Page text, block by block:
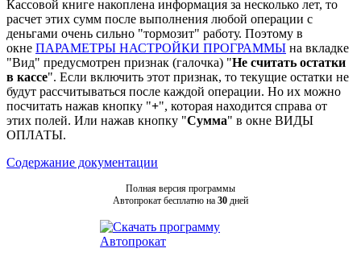
Кассовой книге накоплена информация за несколько лет, то
расчет этих сумм после выполнения любой операции с
деньгами очень сильно "тормозит" работу. Поэтому в
окне ПАРАМЕТРЫ НАСТРОЙКИ ПРОГРАММЫ на вкладке
"Вид" предусмотрен признак (галочка) "Не считать остатки
в кассе". Если включить этот признак, то текущие остатки не
будут рассчитываться после каждой операции. Но их можно
посчитать нажав кнопку "+", которая находится справа от
этих полей. Или нажав кнопку "Сумма" в окне ВИДЫ
ОПЛАТЫ.
Содержание документации
Полная версия программы
Автопрокат бесплатно на 30 дней